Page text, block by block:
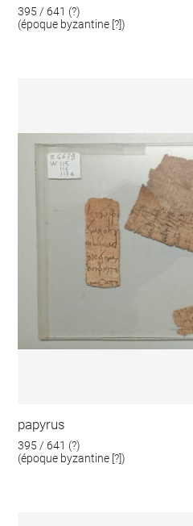
395 / 641 (?)
(époque byzantine [?])
papyrus
395 / 641 (?)
(époque byzantine [?])